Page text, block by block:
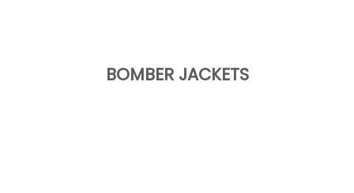
BOMBER JACKETS